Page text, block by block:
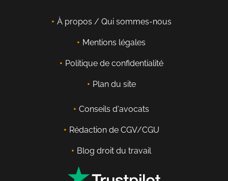
À propos / Qui sommes-nous
Mentions légales
Politique de confidentialité
Plan du site
Conseils d'avocats
Rédaction de CGV/CGU
Blog droit du travail